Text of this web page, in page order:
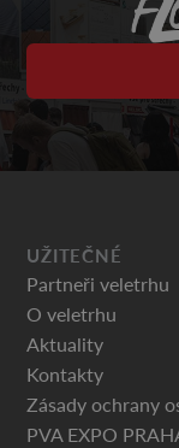
UŽITEČNÉ
Partneři veletrhu
O veletrhu
Aktuality
Kontakty
Zásady ochrany
PVA EXPO